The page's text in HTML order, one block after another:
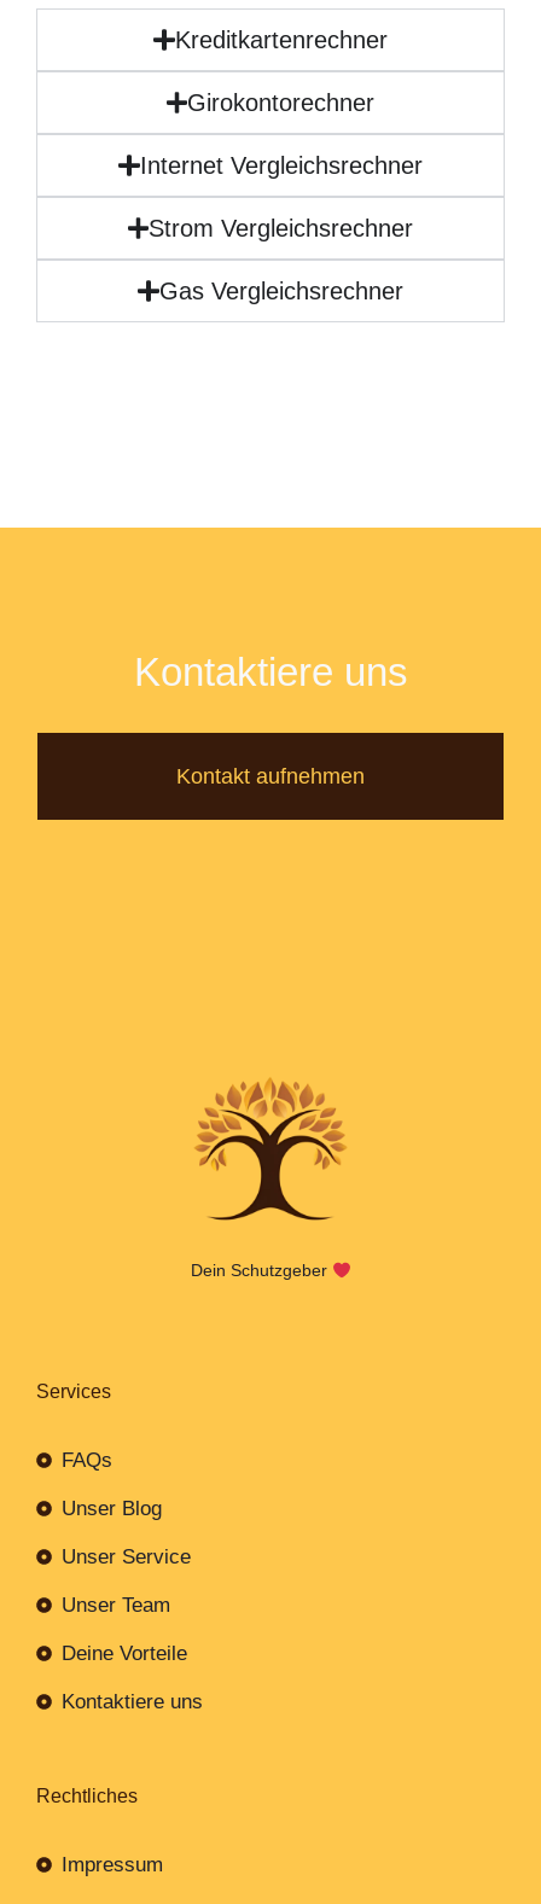
Kreditkartenrechner
Girokontorechner
Internet Vergleichsrechner
Strom Vergleichsrechner
Gas Vergleichsrechner
Kontaktiere uns
Kontakt aufnehmen
Dein Schutzgeber
Services
FAQs
Unser Blog
Unser Service
Unser Team
Deine Vorteile
Kontaktiere uns
Rechtliches
Impressum